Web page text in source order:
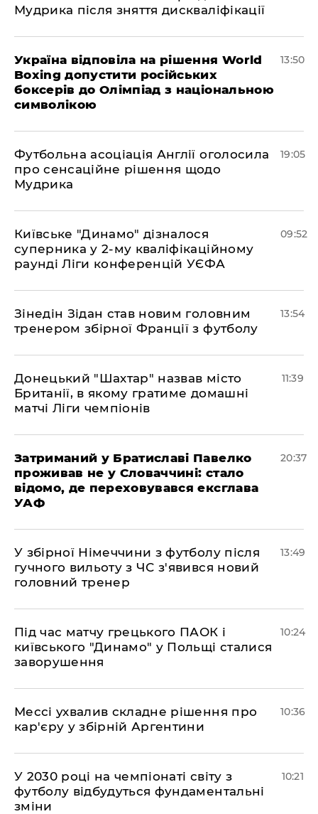
Мудрика після зняття дискваліфікації
Україна відповіла на рішення World
Boxing допустити російських
боксерів до Олімпіад з національною
символікою
13:50
​Футбольна асоціація Англії оголосила
про сенсаційне рішення щодо
Мудрика
19:05
Київське "Динамо" дізналося
суперника у 2-му кваліфікаційному
раунді Ліги конференцій УЄФА
09:52
​Зінедін Зідан став новим головним
тренером збірної Франції з футболу
13:54
Донецький "Шахтар" назвав місто
Британії, в якому гратиме домашні
матчі Ліги чемпіонів
11:39
Затриманий у Братиславі Павелко
проживав не у Словаччині: стало
відомо, де переховувався ексглава
УАФ
20:37
У збірної Німеччини з футболу після
гучного вильоту з ЧС з'явився новий
головний тренер
13:49
Під час матчу грецького ПАОК і
київського "Динамо" у Польщі сталися
заворушення
10:24
Мессі ухвалив складне рішення про
кар'єру у збірній Аргентини
10:36
У 2030 році на чемпіонаті світу з
футболу відбудуться фундаментальні
зміни
10:21